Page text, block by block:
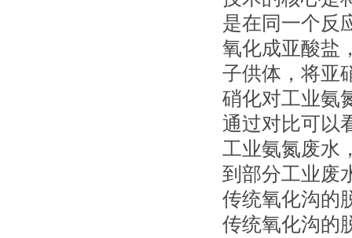
是在同一个反
氧化成亚酸盐
子供体，将亚
硝化对工业氨
通过对比可以
工业氨氮废水
到部分工业废
传统氧化沟的
传统氧化沟的